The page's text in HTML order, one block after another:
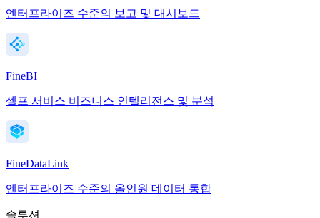
엔터프라이즈 수준의 보고 및 대시보드
FineBI
셀프 서비스 비즈니스 인텔리전스 및 분석
FineDataLink
엔터프라이즈 수준의 올인원 데이터 통합
솔루션